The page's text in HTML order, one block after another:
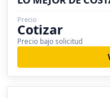
Precio
Cotizar
Precio bajo solicitud